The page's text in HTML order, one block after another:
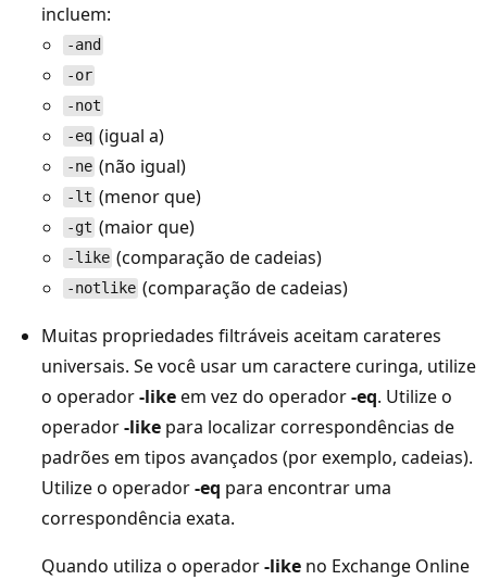
incluem:
-and
-or
-not
-eq (igual a)
-ne (não igual)
-lt (menor que)
-gt (maior que)
-like (comparação de cadeias)
-notlike (comparação de cadeias)
Muitas propriedades filtráveis aceitam carateres
universais. Se você usar um caractere curinga, utilize
o operador-likeem vez do operador-eq. Utilize o
operador-like para localizar correspondências de
padrões em tipos avançados (por exemplo, cadeias).
Utilize o operador-eq para encontrar uma
correspondência exata.
Quando utiliza o operador-like no Exchange Online